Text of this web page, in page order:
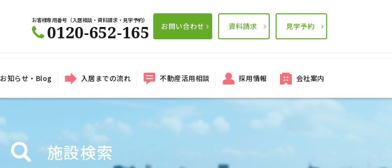
お客様専用番号（入居相談・資料請求・見学予約）
0120-652-165 お問い合わせ 資料請求 見学予約
お知らせ・Blog 入居までの流れ 不動産活用相談 採用情報 会社案内
施設検索